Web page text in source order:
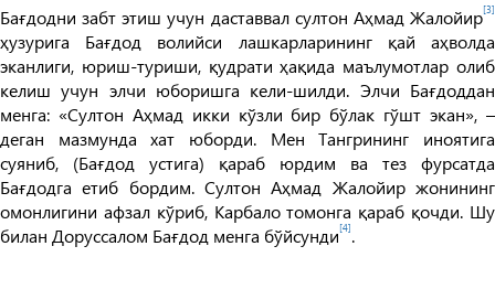
Бағдодни забт этиш учун даставвал султон Аҳмад Жалойир[3]
ҳузурига Бағдод волийси лашкарларининг қай аҳволда
эканлиги, юриш-туриши, қудрати ҳақида маълумотлар олиб
келиш учун элчи юборишга кели-шилди. Элчи Бағдоддан
менга: «Султон Аҳмад икки кўзли бир бўлак гўшт экан», –
деган мазмунда хат юборди. Мен Тангрининг иноятига
суяниб, (Бағдод устига) қараб юрдим ва тез фурсатда
Бағдодга етиб бордим. Султон Аҳмад Жалойир жонининг
омонлигини афзал кўриб, Карбало томонга қараб қочди. Шу
билан Доруссалом Бағдод менга бўйсунди[4].